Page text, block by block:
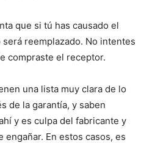
que si tú has causado el
reemplazado. No intentes
compraste el receptor.
una lista muy clara de lo
de la garantía, y saben
y es culpa del fabricante y
engañar. En estos casos, es